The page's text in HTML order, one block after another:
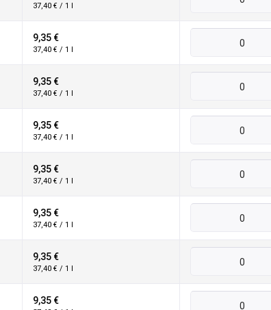
37,40 € / 1 l
9,35 €
37,40 € / 1 l
9,35 €
37,40 € / 1 l
9,35 €
37,40 € / 1 l
9,35 €
37,40 € / 1 l
9,35 €
37,40 € / 1 l
9,35 €
37,40 € / 1 l
9,35 €